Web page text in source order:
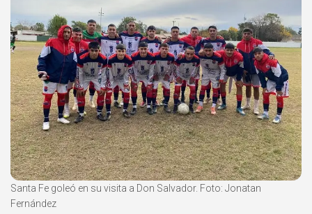
Santa Fe goleó en su visita a Don Salvador. Foto: Jonatan
Fernández